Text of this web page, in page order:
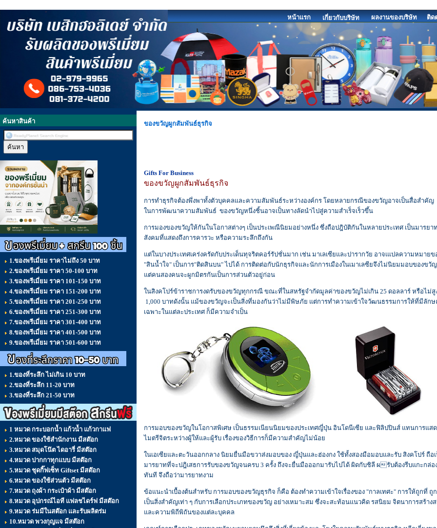
หน้าแรก เกี่ยวกับบริษัท ผลงานของบริษัท ติด
ค้นหาสินค้า
1.ของพรีเมี่ยม ราคาไม่ถึง 50 บาท
2.ของพรีเมี่ยม ราคา 50-100 บาท
3.ของพรีเมี่ยม ราคา 101-150 บาท
4.ของพรีเมี่ยม ราคา 151-200 บาท
5.ของพรีเมี่ยม ราคา 201-250 บาท
6.ของพรีเมี่ยม ราคา 251-300 บาท
7.ของพรีเมี่ยม ราคา 301-400 บาท
8.ของพรีเมี่ยม ราคา 401-500 บาท
9.ของพรีเมี่ยม ราคา 501-600 บาท
1.ของที่ระลึก ไม่เกิน 10 บาท
2.ของที่ระลึก 11-20 บาท
3.ของที่ระลึก 21-50 บาท
1 หมวด กระบอกน้ำ แก้วน้ำ แก้วกาแฟ
2.หมวด ของใช้สำนักงาน มีสต๊อก
3.หมวด สมุดโน๊ต ไดอารี่ มีสต๊อก
4.หมวด ปากกาทุกแบบ มีสต๊อก
5.หมวด ชุดกิ๊ฟเซ็ท Giftset มีสต๊อก
6.หมวด ของใช้ส่วนตัว มีสต๊อก
7.หมวด ถุงผ้า กระเป๋าผ้า มีสต๊อก
8.หมวด อุปกรณ์ไอที แฟลชไดร์ฟ มีสต๊อก
9.หมวด ร่มมีในสต๊อก และรับผลิตร่ม
10.หมวด พวงกุญแจ มีสต๊อก
ของขวัญผูกสัมพันธ์ธุรกิจ
Gifts For Business
ของขวัญผูกสัมพันธ์ธุรกิจ
การทำธุรกิจต้องพึ่งพาทั้งตัวบุคคลและความสัมพันธ์ระหว่างองค์กร โดยหลายกรณีของขวัญอาจเป็นสื่อสำคัญ
ในการพัฒนาความสัมพันธ์ ของขวัญหนึ่งชิ้นอาจเป็นทางลัดนำไปสู่ความสำเร็จเร็วขึ้น
การมองของขวัญให้กันในโอกาสต่างๆ เป็นประเพณีนิยมอย่างหนึ่ง ซึ่งถือปฎิบัติกันในหลายประเทศ เป็นมารยา
สังคมที่แสดงถึงการคารวะ หรือความระลึกถึงกัน
แต่ในบางประเทศเคร่งครัดกับประเด็นทุจริตคอร์รัปชั่นมาก เช่น มาเลเซียและปารากวัย อาจเแปลความหมายข
"สินน้ำใจ" เป็นการ"ติดสินบน" ไปได้ การติดต่อกับนักธุรกิจและนักการเมืองในเมาเลซียจึงไม่นิยมมอบของขวัญ
แต่คนสองคนจะผูกมิตรกันเป็นการส่วนตัวอยู่ก่อน
ในสิงคโปร์ข้าราชการงดรับของขวัญทุกกรณี ขณะที่ในสหรัฐจำกัดมูลค่าของขวัญไม่เกิน 25 ดอลลาร์ หรือไม่สู
1,000 บาทดังนั้น แม้ของขวัญจะเป็นสิ่งที่มองกันว่าไม่มีพิษภัย แต่การทำความเข้าใจวัฒนธรรมการให้ที่มีลัก
เฉพาะในแต่ละประเทศ ก็มีความจำเป็น
การมอบของขวัญในโอกาสพิเศษ เป็นธรรมเนียนนิยมของประเทศญี่ปุ่น อินโดนีเซีย และฟิลิปปินส์ แทนการแส
ไมตรีจิตระหว่างผู้ให้และผู้รับ เรื่องของวิธีการก็มีความสำคัญไม่น้อย
ในเอเซียและตะวันออกกลาง นิยมยื่นมือขวาส่งมอบของ ญี่ปุ่นและฮ่องกง ใช้ทั้งสองมือมอบและรับ สิงคโปร์ ถือ
มารยาทที่จะปฎิเสธการรับของขวัญจนครบ 3 ครั้ง ถึงจะยื่นมือออกมารับไปได้ ผิดกับชิลี ผรับต้องรีบแกะกล่อ
ทันที จึงถือว่ามารยาทงาม
ข้อแนะนำเบื้องต้นสำหรับ การมอบของขวัญธุรกิจ ก็คือ ต้องทำความเข้าใจเรื่องของ "กาลเทศะ" การให้ถูกที่ ถูก
เป็นสิ่งสำคัญเท่า ๆ กับการเลือกประเภทของขวัญ อย่างเหมาะสม ซึ่งจะสะท้อนแนวคิด รสนิยม จิตนาการสร้าง
และความพิถีพิถันของแต่ละบุคคล